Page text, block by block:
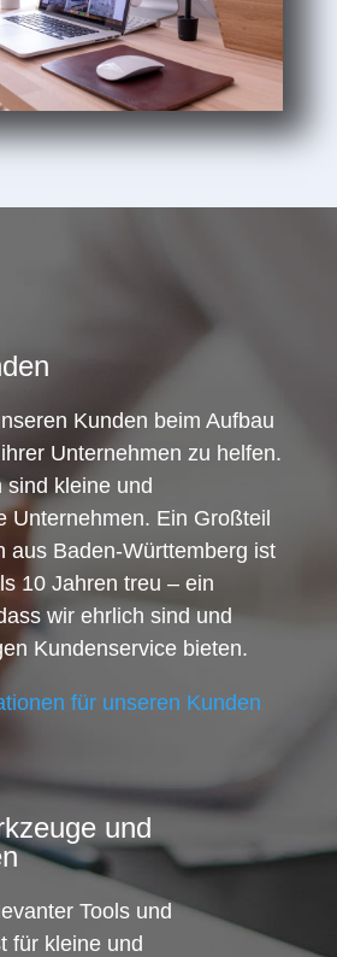
Kunden beim Aufbau
Unternehmen zu helfen.
sind kleine und
Unternehmen. Ein Großteil
aus Baden-Württemberg ist
10 Jahren treu – ein
wir ehrlich sind und
Kundenservice bieten.
für unseren Kunden
und
Tools und
für kleine und